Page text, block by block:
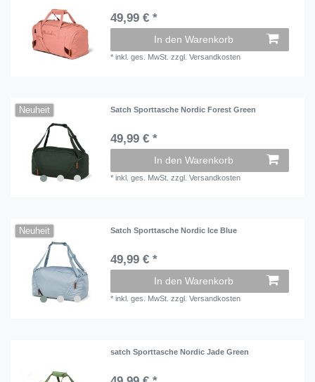
49,99 € *
In den Warenkorb
*inkl. ges. MwSt. zzgl.Versandkosten
Neuheit Satch Sporttasche Nordic Forest Green
49,99 € *
In den Warenkorb
*inkl. ges. MwSt. zzgl.Versandkosten
Neuheit Satch Sporttasche Nordic Ice Blue
49,99 € *
In den Warenkorb
*inkl. ges. MwSt. zzgl.Versandkosten
satch Sporttasche Nordic Jade Green